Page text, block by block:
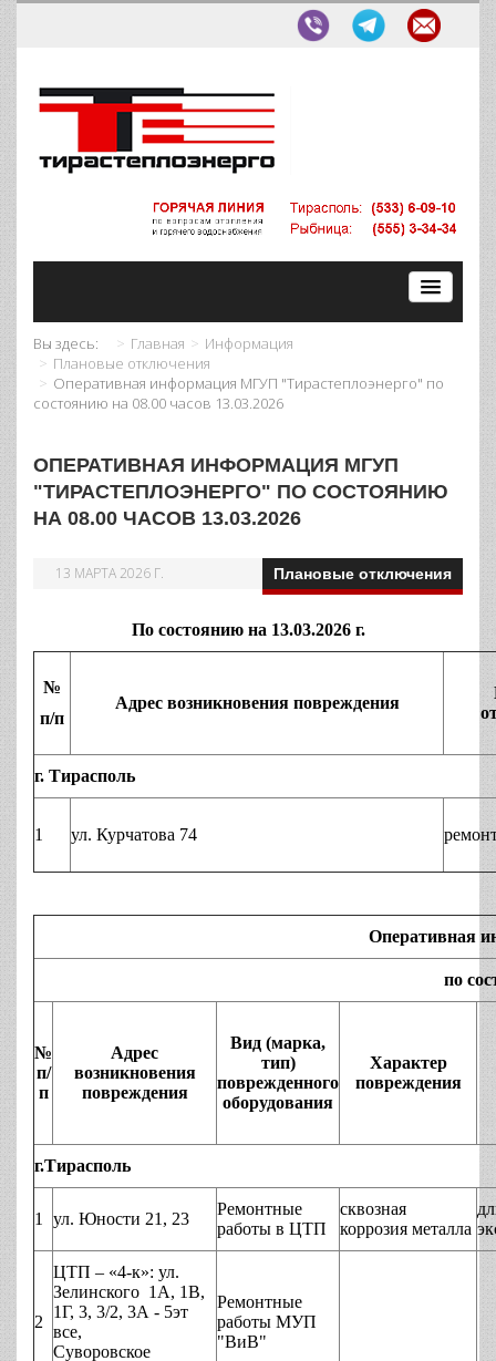
Вы здесь: Главная
Информация
Плановые отключения
Оперативная информация МГУП "Тирастеплоэнерго" по
состоянию на 08.00 часов 13.03.2026
ОПЕРАТИВНАЯ ИНФОРМАЦИЯ МГУП
"ТИРАСТЕПЛОЭНЕРГО" ПО СОСТОЯНИЮ
НА 08.00 ЧАСОВ 13.03.2026
Плановые отключения
13 МАРТА 2026 Г.
По состоянию на 13.03.2026 г.
№
п/п
Адрес возникновения повреждения
г. Тирасполь
1 ул. Курчатова 74
Оперативная
по
№
п/
п
Адрес
возникновения
повреждения
Вид (марка,
тип)
поврежденного
оборудования
Характер
повреждения
г.Тирасполь
1 ул. Юности 21, 23
Ремонтные
работы в ЦТП
сквозная
коррозия металла
2
ЦТП – «4-к»: ул.
Зелинского 1А, 1В,
1Г, 3, 3/2, 3А - 5эт
все,
Суворовское
Ремонтные
работы МУП
"ВиВ"